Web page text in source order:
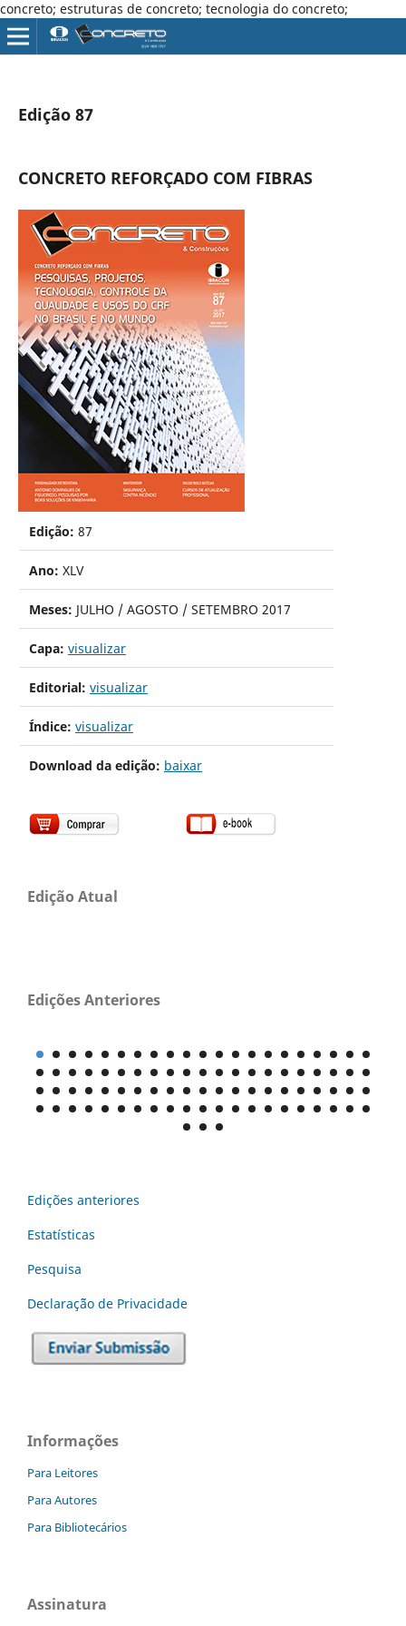
concreto; estruturas de concreto; tecnologia do concreto;
Edição 87
CONCRETO REFORÇADO COM FIBRAS
Edição: 87
Ano: XLV
Meses: JULHO / AGOSTO / SETEMBRO 2017
Capa: visualizar
Editorial: visualizar
Índice: visualizar
Download da edição: baixar
Edição Atual
Edições Anteriores
Edições anteriores
Estatísticas
Pesquisa
Declaraç˜ão de Privacidade
Informações
Para Leitores
Para Autores
Para Bibliotecários
Assinatura